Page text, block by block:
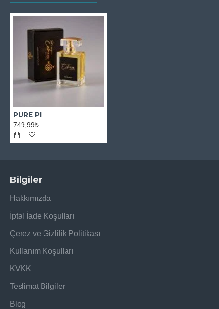
PURE PI
749,99₺
Bilgiler
Hakkımızda
İptal İade Koşulları
Çerez ve Gizlilik Politikası
Kullanım Koşulları
KVKK
Teslimat Bilgileri
Blog